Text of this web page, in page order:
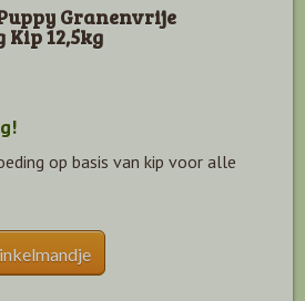
Granenvrije
12,5kg
op basis van kip voor alle